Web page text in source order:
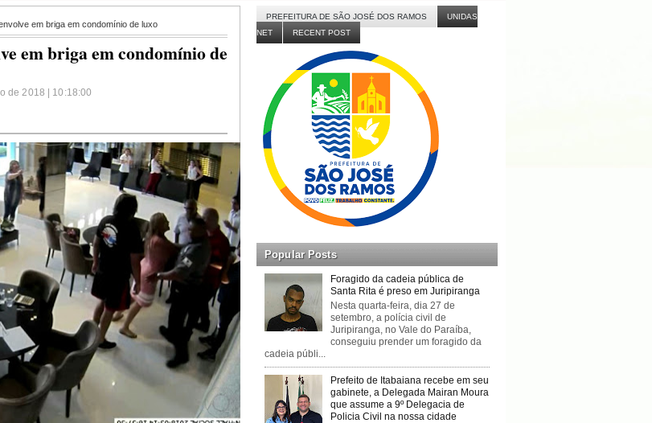
em briga em condomínio de luxo
em briga em condomínio de
de 2018 | 10:18:00
PREFEITURA DE SÃO JOSÉ DOS RAMOS
UNIDAS
NET
RECENT POST
Popular Posts
Foragido da cadeia pública de
Santa Rita é preso em Juripiranga
Nesta quarta-feira, dia 27 de
setembro, a polícia civil de
Juripiranga, no Vale do Paraíba,
conseguiu prender um foragido da
cadeia públi...
Prefeito de Itabaiana recebe em seu
gabinete, a Delegada Mairan Moura
que assume a 9º Delegacia de
Policia Civil na nossa cidade